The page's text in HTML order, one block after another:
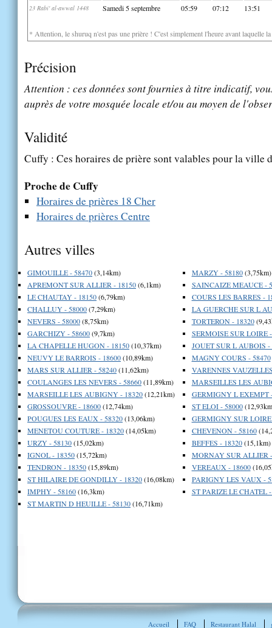
23 Rabi' al-awwal 1448 Samedi 5 septembre 05:59 07:12 13:51
* Attention, le shuruq n'est pas une prière ! C'est simplement l'heure avant laquelle
Précision
Attention : ces données sont fournies à titre indicatif,
auprès de votre mosquée locale et/ou au moyen de
Validité
Cuffy : Ces horaires de prière sont valables pour la ville
Proche de Cuffy
Horaires de prières 18 Cher
Horaires de prières Centre
Autres villes
GIMOUILLE - 58470(3,14km)
APREMONT SUR ALLIER - 18150(6,1km)
LE CHAUTAY - 18150(6,79km)
CHALLUY - 58000(7,29km)
NEVERS - 58000(8,75km)
GARCHIZY - 58600(9,7km)
LA CHAPELLE HUGON - 18150(10,37km)
NEUVY LE BARROIS - 18600(10,89km)
MARS SUR ALLIER - 58240(11,62km)
COULANGES LES NEVERS - 58660(11,89km)
MARSEILLE LES AUBIGNY - 18320(12,21km)
GROSSOUVRE - 18600(12,74km)
POUGUES LES EAUX - 58320(13,06km)
MENETOU COUTURE - 18320(14,05km)
URZY - 58130(15,02km)
IGNOL - 18350(15,72km)
TENDRON - 18350(15,89km)
ST HILAIRE DE GONDILLY - 18320(16,08km)
IMPHY - 58160(16,3km)
ST MARTIN D HEUILLE - 58130(16,71km)
MARZY - 58180(3,75km)
SAINCAIZE MEAUCE -
COURS LES BARRES -
LA GUERCHE SUR L
TORTERON - 18320
SERMOISE SUR LOIRE
JOUET SUR L AUBOIS -
MAGNY COURS - 58470
VARENNES
MARSEILLES LES
GERMIGNY L EXEMPT
ST ELOI - 58000
GERMIGNY SUR LOIRE
CHEVENON - 58160
BEFFES - 18320(15,1km)
MORNAY SUR ALLIER
VEREAUX - 18600
PARIGNY LES VAUX -
ST PARIZE LE CHATEL
Accueil FAQ Restaurant Halal